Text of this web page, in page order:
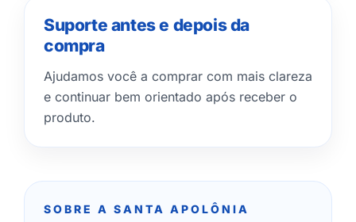
Suporte antes e depois da
compra
Ajudamos você a comprar com mais clareza
e continuar bem orientado após receber o
produto.
SOBRE A SANTA APOLÔNIA